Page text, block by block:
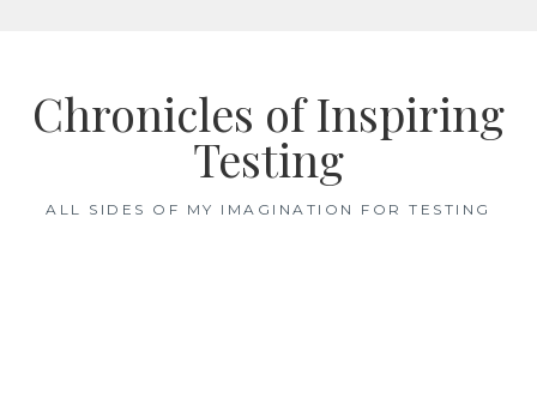
content
Chronicles of Inspiring
Testing
ALL SIDES OF MY IMAGINATION FOR TESTING